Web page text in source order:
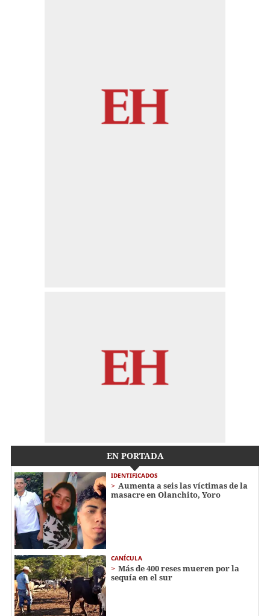
EN PORTADA
IDENTIFICADOS
Aumenta a seis las víctimas de la
masacre en Olanchito, Yoro
CANÍCULA
Más de 400 reses mueren por la
sequía en el sur